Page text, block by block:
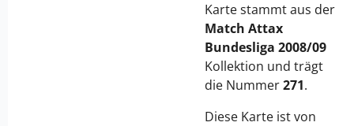
Karte stammt aus der
Match Attax
Bundesliga 2008/09
Kollektion und trägt
die Nummer271.
Diese Karte ist von